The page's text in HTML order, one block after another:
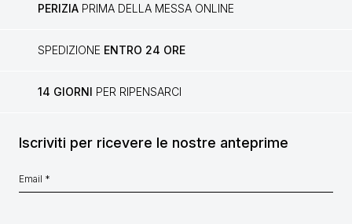
PERIZIA PRIMA DELLA MESSA ONLINE
SPEDIZIONE ENTRO 24 ORE
14 GIORNI PER RIPENSARCI
Iscriviti per ricevere le nostre anteprime